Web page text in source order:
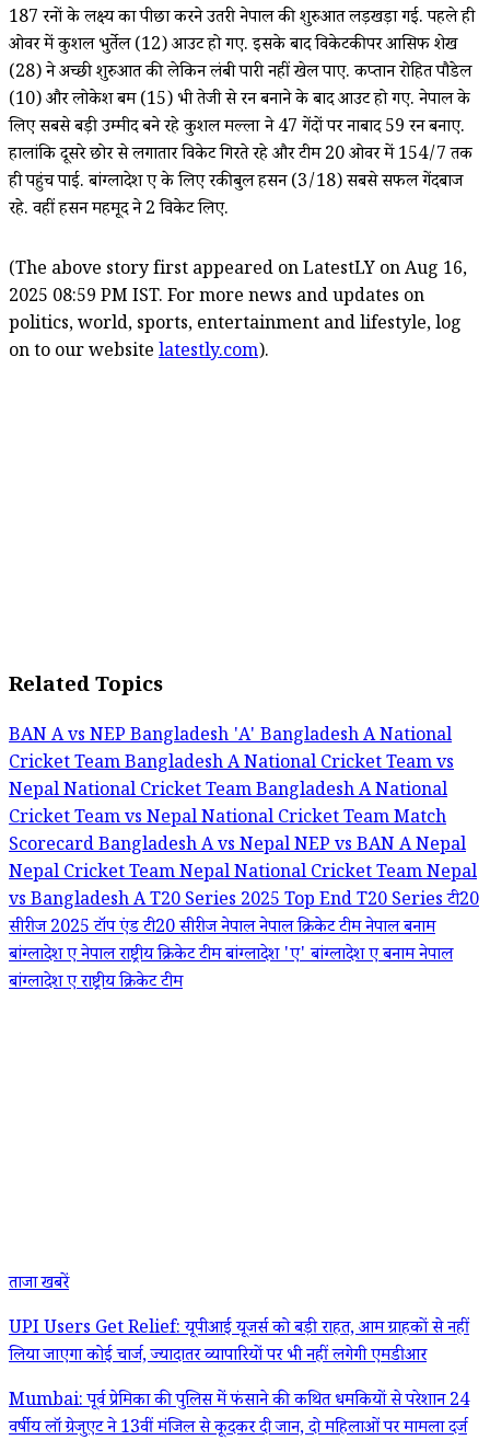
187 रनों के लक्ष्य का पीछा करने उतरी नेपाल की शुरुआत लड़खड़ा गई. पहले ही
ओवर में कुशल भुर्तेल (12) आउट हो गए. इसके बाद विकेटकीपर आसिफ शेख
(28) ने अच्छी शुरुआत की लेकिन लंबी पारी नहीं खेल पाए. कप्तान रोहित पौडेल
(10) और लोकेश बम (15) भी तेजी से रन बनाने के बाद आउट हो गए. नेपाल के
लिए सबसे बड़ी उम्मीद बने रहे कुशल मल्ला ने 47 गेंदों पर नाबाद 59 रन बनाए.
हालांकि दूसरे छोर से लगातार विकेट गिरते रहे और टीम 20 ओवर में 154/7 तक
ही पहुंच पाई. बांग्लादेश ए के लिए रकीबुल हसन (3/18) सबसे सफल गेंदबाज
रहे. वहीं हसन महमूद ने 2 विकेट लिए.
(The above story first appeared on LatestLY on Aug 16,
2025 08:59 PM IST. For more news and updates on
politics, world, sports, entertainment and lifestyle, log
on to our website latestly.com).
Related Topics
BAN A vs NEPBangladesh 'A'Bangladesh A National
Cricket TeamBangladesh A National Cricket Team vs
Nepal National Cricket TeamBangladesh A National
Cricket Team vs Nepal National Cricket Team Match
ScorecardBangladesh A vs NepalNEP vs BAN ANepal
Nepal Cricket TeamNepal National Cricket TeamNepal
vs Bangladesh AT20 Series 2025Top End T20 Seriesटी20
सीरीज 2025टॉप एंड टी20 सीरीजनेपालनेपाल क्रिकेट टीमनेपाल बनाम
बांग्लादेश एनेपाल राष्ट्रीय क्रिकेट टीमबांग्लादेश 'ए'बांग्लादेश ए बनाम नेपाल
बांग्लादेश ए राष्ट्रीय क्रिकेट टीम
ताजा खबरें
UPI Users Get Relief: यूपीआई यूजर्स को बड़ी राहत, आम ग्राहकों से नहीं
लिया जाएगा कोई चार्ज, ज्यादातर व्यापारियों पर भी नहीं लगेगी एमडीआर
Mumbai: पूर्व प्रेमिका की पुलिस में फंसाने की कथित धमकियों से परेशान 24
वर्षीय लॉ ग्रेजुएट ने 13वीं मंजिल से कूदकर दी जान, दो महिलाओं पर मामला दर्ज